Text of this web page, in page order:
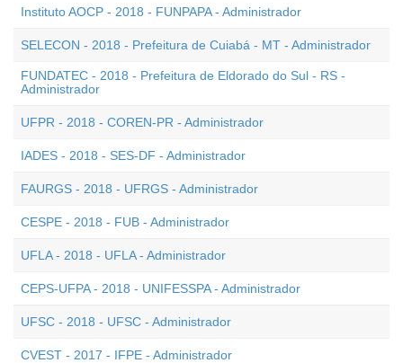
Instituto AOCP - 2018 - FUNPAPA - Administrador
SELECON - 2018 - Prefeitura de Cuiabá - MT - Administrador
FUNDATEC - 2018 - Prefeitura de Eldorado do Sul - RS -
Administrador
UFPR - 2018 - COREN-PR - Administrador
IADES - 2018 - SES-DF - Administrador
FAURGS - 2018 - UFRGS - Administrador
CESPE - 2018 - FUB - Administrador
UFLA - 2018 - UFLA - Administrador
CEPS-UFPA - 2018 - UNIFESSPA - Administrador
UFSC - 2018 - UFSC - Administrador
CVEST - 2017 - IFPE - Administrador